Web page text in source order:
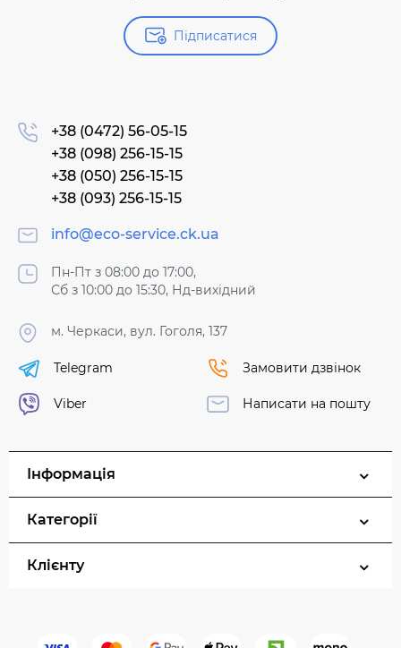
Підписатися
+38 (0472) 56-05-15
+38 (098) 256-15-15
+38 (050) 256-15-15
+38 (093) 256-15-15
info@eco-service.ck.ua
Пн-Пт з 08:00 до 17:00,
Сб з 10:00 до 15:30, Нд-вихідний
м. Черкаси, вул. Гоголя, 137
Telegram
Viber
Замовити дзвінок
Написати на пошту
Інформація
Категорії
Клієнту